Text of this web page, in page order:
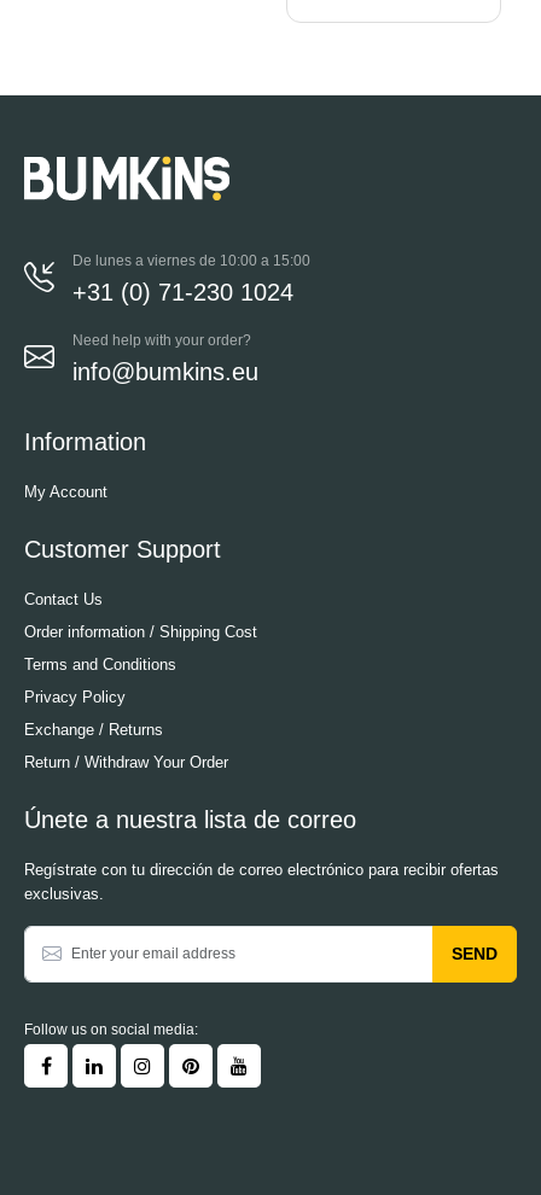
De lunes a viernes de 10:00 a 15:00
+31 (0) 71-230 1024
Need help with your order?
info@bumkins.eu
Information
My Account
Customer Support
Contact Us
Order information / Shipping Cost
Terms and Conditions
Privacy Policy
Exchange / Returns
Return / Withdraw Your Order
Únete a nuestra lista de correo
Regístrate con tu dirección de correo electrónico para recibir ofertas
exclusivas.
SEND
Follow us on social media: